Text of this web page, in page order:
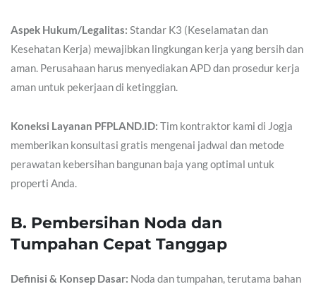
Aspek Hukum/Legalitas: Standar K3 (Keselamatan dan
Kesehatan Kerja) mewajibkan lingkungan kerja yang bersih dan
aman. Perusahaan harus menyediakan APD dan prosedur kerja
aman untuk pekerjaan di ketinggian.
Koneksi Layanan PFPLAND.ID: Tim kontraktor kami di Jogja
memberikan konsultasi gratis mengenai jadwal dan metode
perawatan kebersihan bangunan baja yang optimal untuk
properti Anda.
B. Pembersihan Noda dan
Tumpahan Cepat Tanggap
Definisi & Konsep Dasar: Noda dan tumpahan, terutama bahan